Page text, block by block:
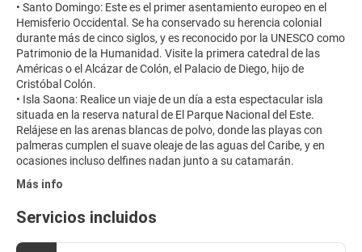
• Santo Domingo: Este es el primer asentamiento europeo en el
Hemisferio Occidental. Se ha conservado su herencia colonial
durante más de cinco siglos, y es reconocido por la UNESCO como
Patrimonio de la Humanidad. Visite la primera catedral de las
Américas o el Alcázar de Colón, el Palacio de Diego, hijo de
Cristóbal Colón.
• Isla Saona: Realice un viaje de un día a esta espectacular isla
situada en la reserva natural de El Parque Nacional del Este.
Relájese en las arenas blancas de polvo, donde las playas con
palmeras cumplen el suave oleaje de las aguas del Caribe, y en
Más info
Servicios incluidos